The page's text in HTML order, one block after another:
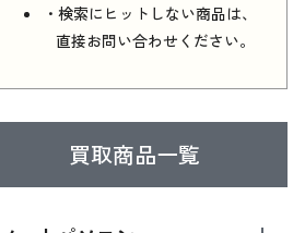
・検索にヒットしない商品は、
直接お問い合わせください。
買取商品一覧